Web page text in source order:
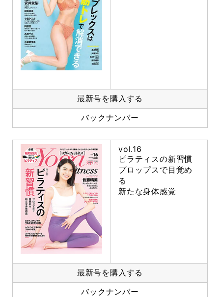
最新号を購入する
バックナンバー
vol.16
ピラティスの新習慣
プロップスで目覚め
る
新たな身体感覚
最新号を購入する
バックナンバー